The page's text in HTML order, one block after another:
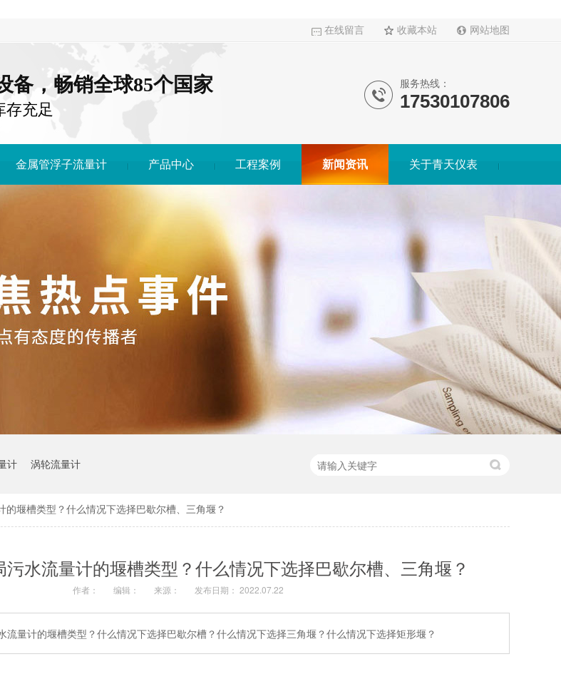
在线留言 收藏本站 网站地图
备，畅销全球85个国家
存充足
服务热线：
17530107806
金属管浮子流量计 产品中心 工程案例 新闻资讯 关于青天仪表
计 涡轮流量计
的堰槽类型？什么情况下选择巴歇尔槽、三角堰？
水流量计的堰槽类型？什么情况下选择巴歇尔槽、三角堰？
作者： 编辑： 来源： 发布日期： 2022.07.22
流量计的堰槽类型？什么情况下选择巴歇尔槽？什么情况下选择三角堰？什么情况下选择矩形堰？